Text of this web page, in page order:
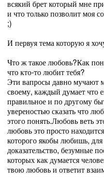
всякий брет который мне
и что только позволит моя
;)
И первуя тема которую я
Что ж такое любовь?Как
что кто-то любит тебя?
Эти вапросы давно
своему, каждый думает что
правильное и по другому
увереностью сказать что
этого понять.Любовь веть
любовь это просто
которого якобы любишь,
доказательство, безумные
которых как думается
твою любовь и ответит